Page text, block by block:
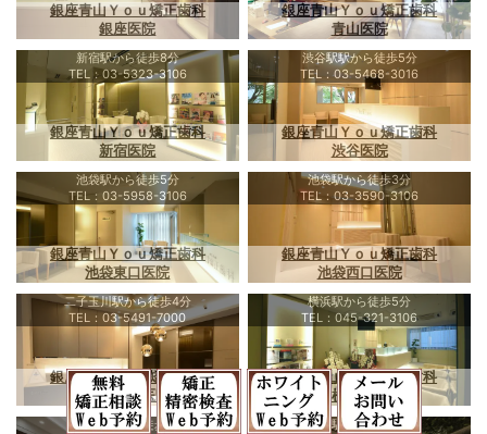
銀座青山Ｙｏｕ矯正歯科
銀座医院
銀座青山Ｙｏｕ矯正歯科
青山医院
新宿駅から徒歩8分
TEL：03-5323-3106
銀座青山Ｙｏｕ矯正歯科
新宿医院
渋谷駅駅から徒歩5分
TEL：03-5468-3016
銀座青山Ｙｏｕ矯正歯科
渋谷医院
池袋駅から徒歩5分
TEL：03-5958-3106
銀座青山Ｙｏｕ矯正歯科
池袋東口医院
池袋駅から徒歩3分
TEL：03-3590-3106
銀座青山Ｙｏｕ矯正歯科
池袋西口医院
二子玉川駅から徒歩4分
TEL：03-5491-7000
銀座青山Ｙｏｕ矯正歯科
二子玉川医院
横浜駅から徒歩5分
TEL：045-321-3106
銀座青山Ｙｏｕ矯正歯科
横浜医院
JR大阪駅から徒歩5分
広島駅から徒歩3分